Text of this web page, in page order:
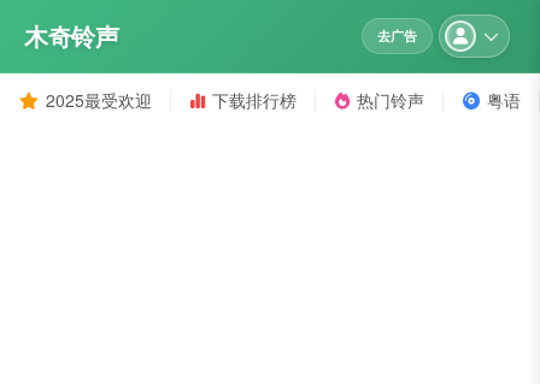
木奇铃声 去广告
2025最受欢迎 下载排行榜 热门铃声 粤语